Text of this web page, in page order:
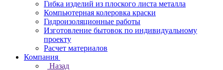
Гибка изделий из плоского листа металла
Компьютерная колеровка краски
Гидроизоляционные работы
Изготовление бытовок по индивидуальному
проекту
Расчет материалов
Компания
Назад